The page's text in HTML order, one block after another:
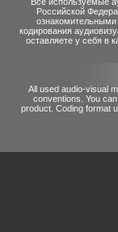
Российской
кодирования
оставляете у себя в
All used audio-visual
conventions. You
product. Coding format